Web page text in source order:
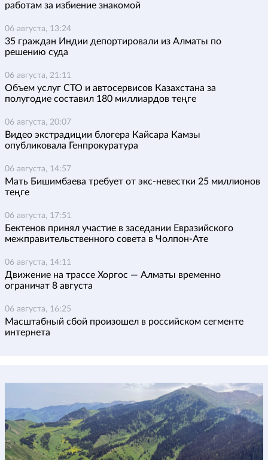
работам за избиение знакомой
06 августа, 13:24
35 граждан Индии депортировали из Алматы по
решению суда
06 августа, 21:11
Объем услуг СТО и автосервисов Казахстана за
полугодие составил 180 миллиардов теңге
06 августа, 20:07
Видео экстрадиции блогера Кайсара Камзы
опубликовала Генпрокуратура
06 августа, 14:57
Мать Бишимбаева требует от экс-невестки 25 миллионов
теңге
06 августа, 17:51
Бектенов принял участие в заседании Евразийского
межправительственного совета в Чолпон-Ате
06 августа, 14:11
Движение на трассе Хоргос — Алматы временно
ограничат 8 августа
06 августа, 16:25
Масштабный сбой произошел в российском сегменте
интернета